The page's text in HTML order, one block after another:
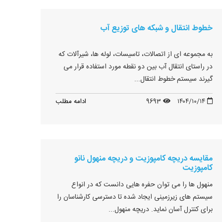
خطوط انتقال و شبکه های توزیع آب
به مجموعه ای از اتصالات، تاسیسات، لوله ها، شیرآلات که
در راستای انتقال آب بین دو نقطه مورد استفاده قرار می
گیرند سیستم خطوط انتقال...
۱۴۰۴/۱۰/۱۴ 9693 ادامه مطلب
مقایسه دریچه کامپوزیت و دریچه منهول نانو
کامپوزیت
منهول ها را می توان حفره هایی دانست که در انواع
سیستم های زیرزمینی ایجاد شده تا دسترسی کارشناسان را
برای کنترل آسان نماید. دریچه منهول...